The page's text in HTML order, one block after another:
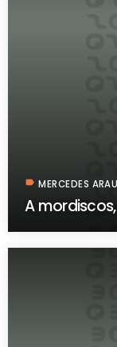
label MERCEDES
A